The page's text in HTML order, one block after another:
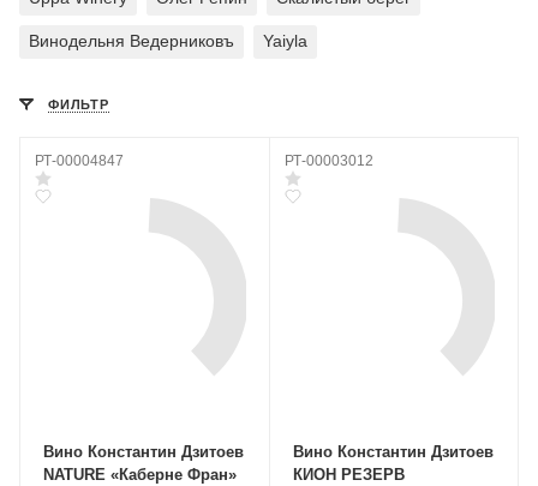
Винодельня Ведерниковъ Yaiyla
ФИЛЬТР
РТ-00004847
Вино Константин Дзитоев
NATURE «Каберне Фран»
РТ-00003012
Вино Константин Дзитоев
КИОН РЕЗЕРВ